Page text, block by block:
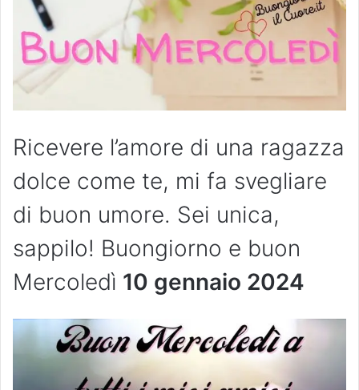
Ricevere l’amore di una ragazza
dolce come te, mi fa svegliare
di buon umore. Sei unica,
sappilo! Buongiorno e buon
Mercoledì 10 gennaio 2024